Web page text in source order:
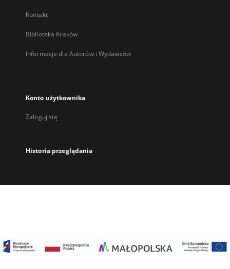
Kontakt
Biblioteka Kraków
Informacje dla Autorów i Wydawców
Konto użytkownika
Zaloguj się
Historia przeglądania